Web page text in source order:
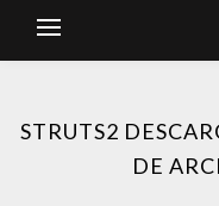
STRUTS2
DE